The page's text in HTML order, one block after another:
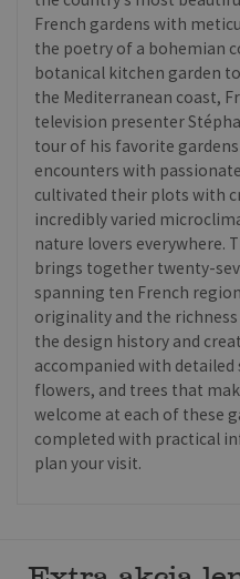
French gardens with
the poetry of a bohemian
botanical kitchen garden
the Mediterranean coast,
television presenter
tour of his favorite gardens
encounters with
cultivated their plots with
incredibly varied
nature lovers everywhere.
brings together twenty-
spanning ten French
originality and the
the design history and
accompanied with
flowers, and trees that
welcome at each of these
completed with practical
plan your visit.